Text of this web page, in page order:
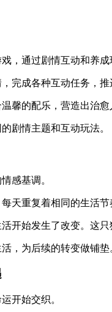
，通过剧情互动和养成
完成各种互动任务，推
馨的配乐，营造出治愈
剧情主题和互动玩法。
感基调。
天重复着相同的生活
开始发生了改变。这只
，为后续的转变做铺
开始交织。